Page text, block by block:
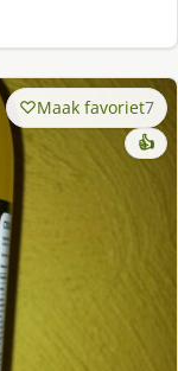
Maak favoriet7
👍